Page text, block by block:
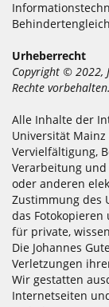
Urheberrecht
Copyright © 2022,
Rechte vorbehalten.
Alle Inhalte der
Universität
Vervielfältigung,
Verarbeitung
oder anderen
Zustimmung des
das
für private,
Die Johannes
Verletzungen
Wir gestatten
Internetseiten